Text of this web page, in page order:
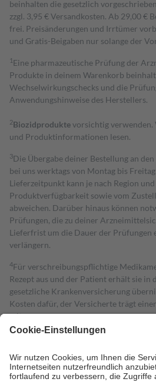
beinhalten die gesetzlich
zzgl. 3,95 € Versandkosten. Ab 29,00 €
frei. Preisänderungen und Irrtümer
und Gratis-Beigaben nur solange der
1 Eine pharmazeutische Prüfung der
Produkte in deinem Warenkorb
Wechselwirkungschecks und die
Anwendungshinweise des Herstellers.
2Biozidproduktevorsichtig verwenden.
und Produktinformationen lesen.
3Die Übergabe deiner Bestellung an
bei uns werktags von Montag bis
Lieferzeitpunkt kann je nach Region
Produktverfügbarkeit sowie vom
abweichen. Darüber hinaus können
Prüfungen, die zu deiner
Lieferfrist um die Dauer der Prüfungen
verlängern.
4Für verschreibungspflichtige
Rezept aus und der Patient erhält sie in
gesetzliche Krankenversicherung
Kosten dafür, der Versicherte trägt
mit.
Grundsätzlich leisten Mitglieder
höchstens zehn Euro.
Es sind jedoch
Kosten der Leistung zu entrichten.
Diese Regeln gelten grundsätzlich